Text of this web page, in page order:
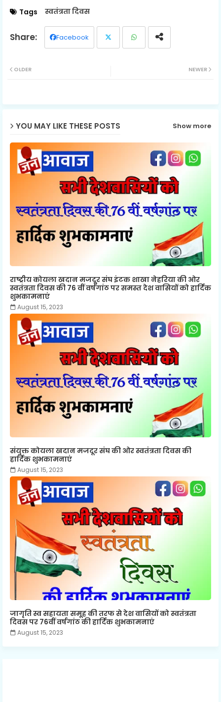
Tags स्वतंत्रता दिवस
Facebook
NEWER
OLDER
YOU MAY LIKE THESE POSTS Show more
राष्ट्रीय कोयला खदान मजदूर संघ इंटक शाखा नेहरिया की ओर
स्वतंत्रता दिवस की 76 वीं वर्षगांठ पर समस्त देश वासियों को हार्दिक
शुभकामनाएं
August 15, 2023
संयुक्त कोयला खदान मजदूर संघ की ओर स्वतंत्रता दिवस की
हार्दिक शुभकामनाएं
August 15, 2023
जागृति स्व सहायता समूह की तरफ से देश वासियों को स्वतंत्रता
दिवस पर 76वीं वर्षगांठ की हार्दिक शुभकामनाएं
August 15, 2023